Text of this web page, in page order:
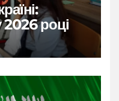
2026 році